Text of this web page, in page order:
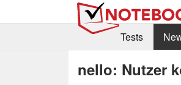
Tests
nello: Nutzer